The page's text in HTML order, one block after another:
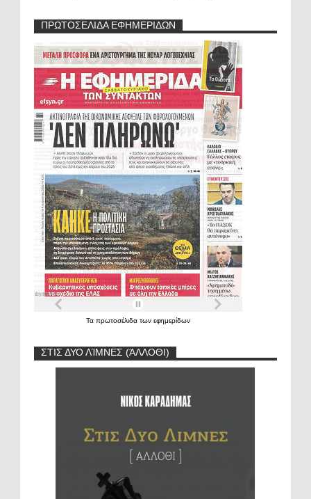
ΠΡΩΤΟΣΕΛΙΔΑ ΕΦΗΜΕΡΙΔΩΝ
Τα πρωτοσέλιδα των εφημερίδων
ΣΤΙΣ ΔΥΟ ΛΊΜΝΕΣ (ΆΛΛΟΘΙ)